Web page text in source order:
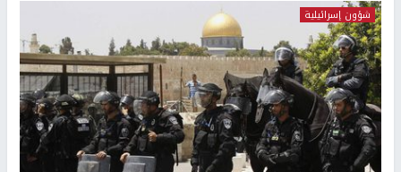
شؤون إسرائيلية